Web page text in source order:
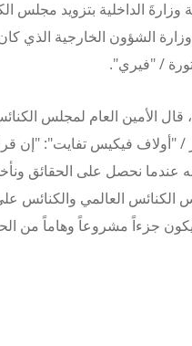
الداخلية بتزويد مجلس
وزارة الشؤون الخارجية الذي
/ "فيري".
قال الأمين العام لمجلس
/ "أولاف فيكيس تفايت": "إن
عندما نحصل على الحقائق
الكنائس العالمي والكنائس
جزءاً مشروعاً وهاماً من